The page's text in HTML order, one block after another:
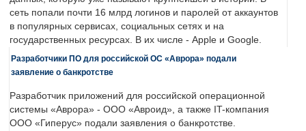
сеть попали почти 16 млрд логинов и паролей от аккаунтов
в популярных сервисах, социальных сетях и на
государственных ресурсах. В их числе - Apple и Google.
Разработчики ПО для российской ОС «Аврора» подали
заявление о банкротстве
Разработчик приложений для российской операционной
системы «Аврора» - ООО «Авроид», а также IT-компания
ООО «Гиперус» подали заявления о банкротстве.